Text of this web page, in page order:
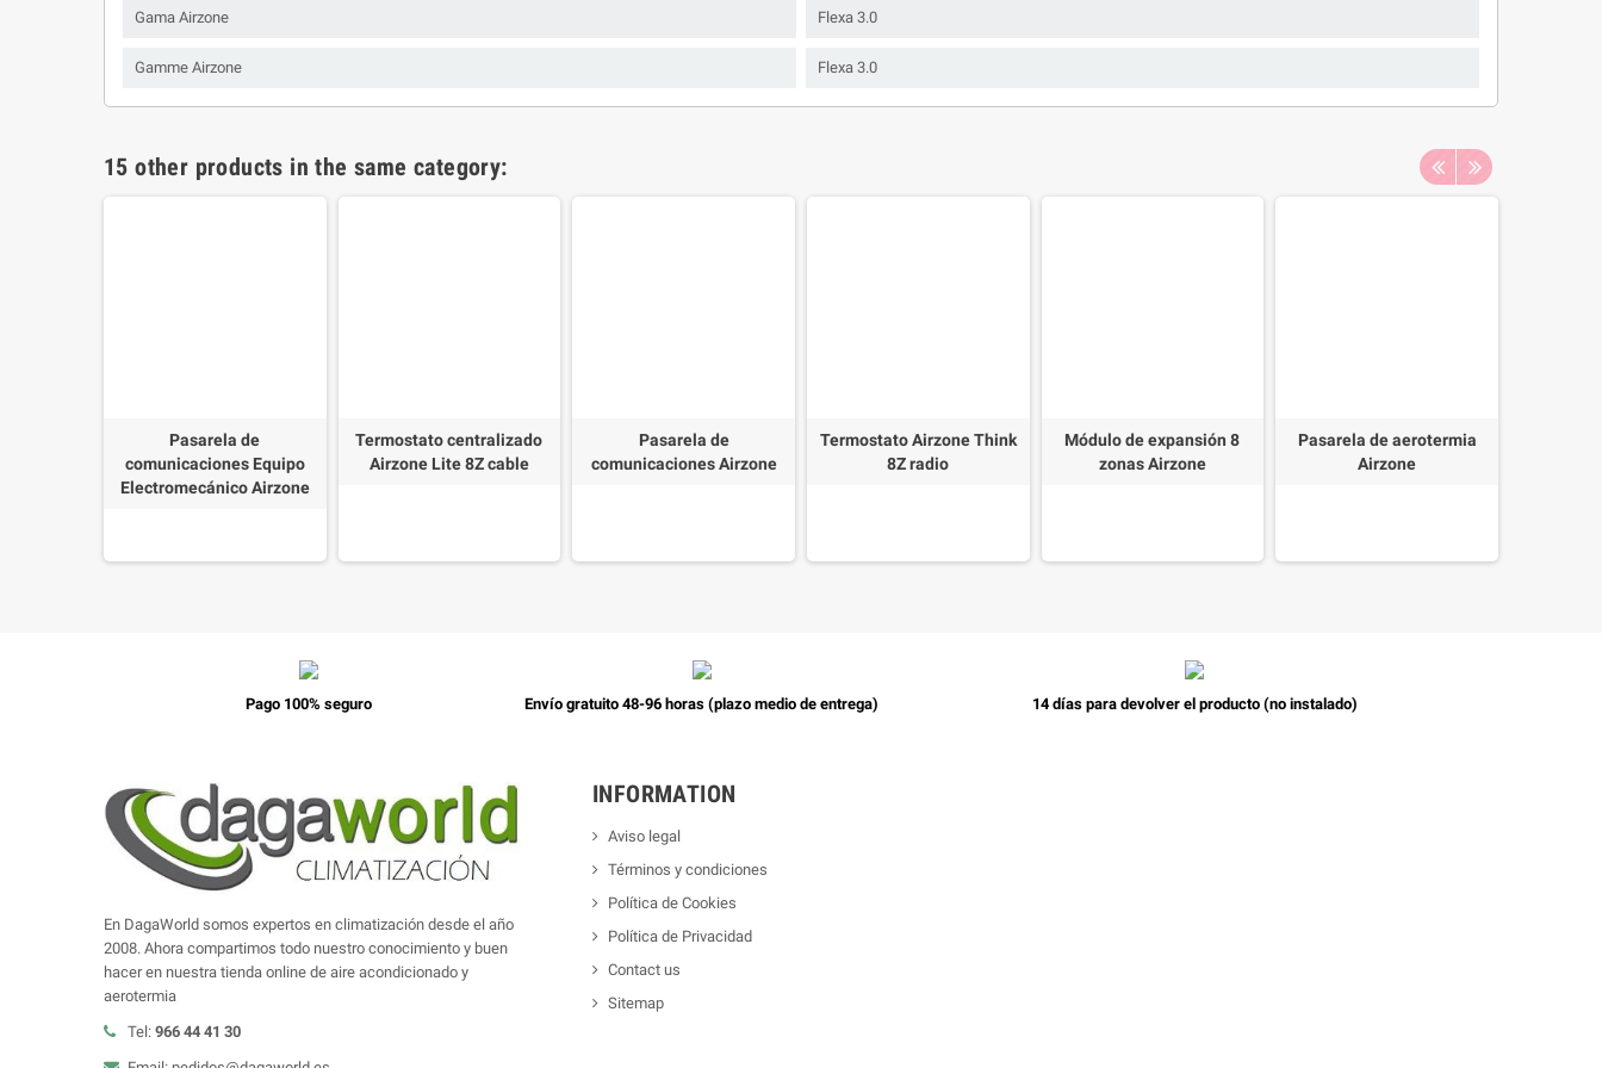
Gama Airzone Flexa 3.0
Gamme Airzone Flexa 3.0
15 other products in the same category:
Pasarela de
comunicaciones Equipo
Electromecánico Airzone
Termostato centralizado
Airzone Lite 8Z cable
Pasarela de
comunicaciones Airzone
Termostato Airzone Think
8Z radio
Módulo de expansión 8
zonas Airzone
Pasarela de aerotermia
Airzone
Pago 100% seguro Envío gratuito 48-96 horas (plazo medio de entrega) 14 días para devolver el producto (no instalado)
En DagaWorld somos expertos en climatización desde el año
2008. Ahora compartimos todo nuestro conocimiento y buen
hacer en nuestra tienda online de aire acondicionado y
aerotermia
Tel: 966 44 41 30
INFORMATION
Aviso legal
Términos y condiciones
Política de Cookies
Política de Privacidad
Contact us
Sitemap